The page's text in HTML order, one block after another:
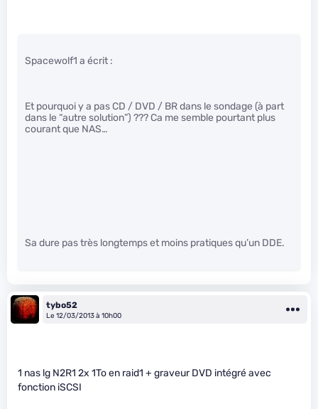
Spacewolf1 a écrit :
Et pourquoi y a pas CD / DVD / BR dans le sondage (à part
dans le “autre solution”) ??? Ca me semble pourtant plus
courant que NAS…
Sa dure pas très longtemps et moins pratiques qu’un DDE.
tybo52
Le 12/03/2013 à 10h00
1 nas lg N2R1 2x 1To en raid1 + graveur DVD intégré avec
fonction iSCSI